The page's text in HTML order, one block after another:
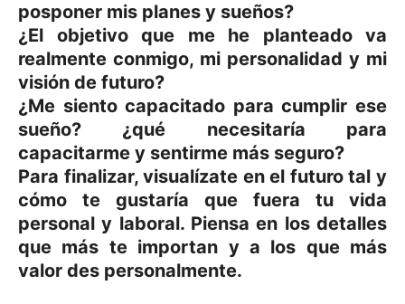
posponer mis planes y sueños?
¿El objetivo que me he planteado va
realmente conmigo, mi personalidad y mi
visión de futuro?
¿Me siento capacitado para cumplir ese
sueño? ¿qué necesitaría para
capacitarme y sentirme más seguro?
Para finalizar, visualízate en el futuro tal y
cómo te gustaría que fuera tu vida
personal y laboral. Piensa en los detalles
que más te importan y a los que más
valor des personalmente.